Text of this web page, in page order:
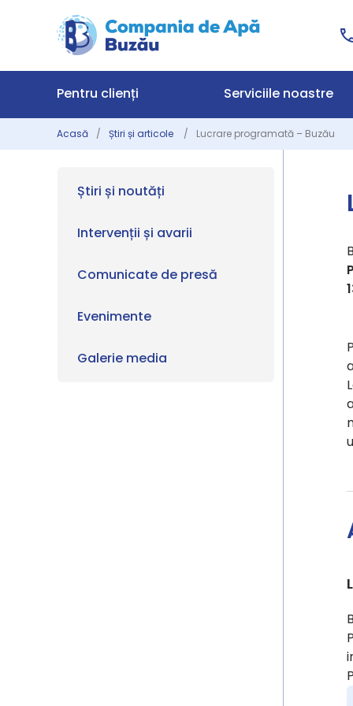
Pentru clienți Serviciile noastre
Acasă Știri și articole Lucrare programată – Buzău
Știri și noutăți
Intervenții și avarii
Comunicate de presă
Evenimente
Galerie media